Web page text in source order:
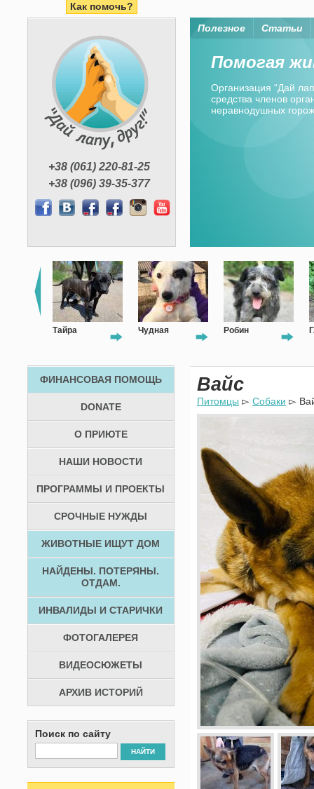
Как помочь?
+38 (061) 220-81-25
+38 (096) 39-35-377
Полезное Статьи
Помогая
Организация “Дай
средства членов
неравнодушных
Тайра Чудная Робин
ФИНАНСОВАЯ ПОМОЩЬ
DONATE
О ПРИЮТЕ
НАШИ НОВОСТИ
ПРОГРАММЫ И ПРОЕКТЫ
СРОЧНЫЕ НУЖДЫ
ЖИВОТНЫЕ ИЩУТ ДОМ
НАЙДЕНЫ. ПОТЕРЯНЫ.
ОТДАМ.
ИНВАЛИДЫ И СТАРИЧКИ
ФОТОГАЛЕРЕЯ
ВИДЕОСЮЖЕТЫ
АРХИВ ИСТОРИЙ
Поиск по сайту
НАЙТИ
Вайс
Питомцы ▻ Собаки ▻